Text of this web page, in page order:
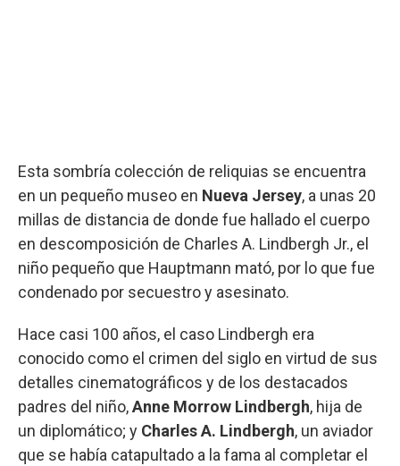
Esta sombría colección de reliquias se encuentra
en un pequeño museo en Nueva Jersey, a unas 20
millas de distancia de donde fue hallado el cuerpo
en descomposición de Charles A. Lindbergh Jr., el
niño pequeño que Hauptmann mató, por lo que fue
condenado por secuestro y asesinato.
Hace casi 100 años, el caso Lindbergh era
conocido como el crimen del siglo en virtud de sus
detalles cinematográficos y de los destacados
padres del niño,Anne Morrow Lindbergh, hija de
un diplomático; y Charles A. Lindbergh, un aviador
que se había catapultado a la fama al completar el